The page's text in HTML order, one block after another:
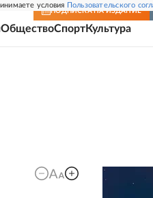
условия Пользовательского
ПОДПИСКА НА ИЗДАНИЕ
ОбществоСпортКультура